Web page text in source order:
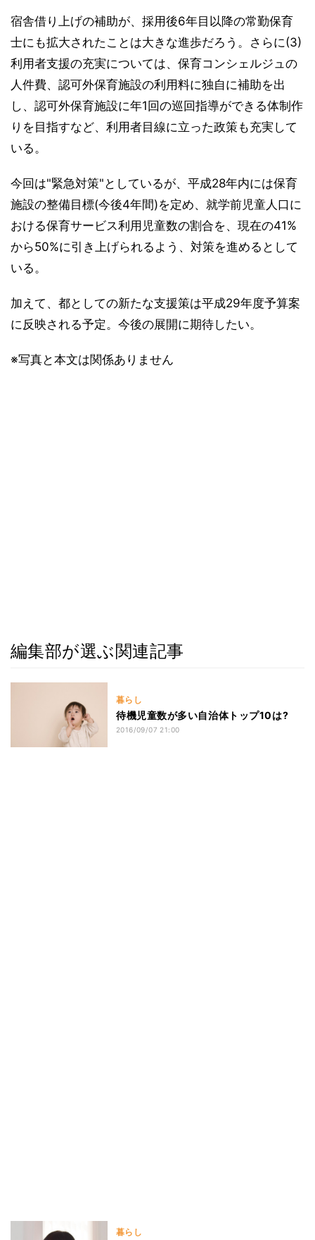
宿舎借り上げの補助が、採用後6年目以降の常勤保育
士にも拡大されたことは大きな進歩だろう。さらに(3)
利用者支援の充実については、保育コンシェルジュの
人件費、認可外保育施設の利用料に独自に補助を出
し、認可外保育施設に年1回の巡回指導ができる体制作
りを目指すなど、利用者目線に立った政策も充実して
いる。
今回は"緊急対策"としているが、平成28年内には保育
施設の整備目標(今後4年間)を定め、就学前児童人口に
おける保育サービス利用児童数の割合を、現在の41%
から50%に引き上げられるよう、対策を進めるとして
いる。
加えて、都としての新たな支援策は平成29年度予算案
に反映される予定。今後の展開に期待したい。
※写真と本文は関係ありません
編集部が選ぶ関連記事
暮らし
待機児童数が多い自治体トップ10は?
2016/09/07 21:00
暮らし